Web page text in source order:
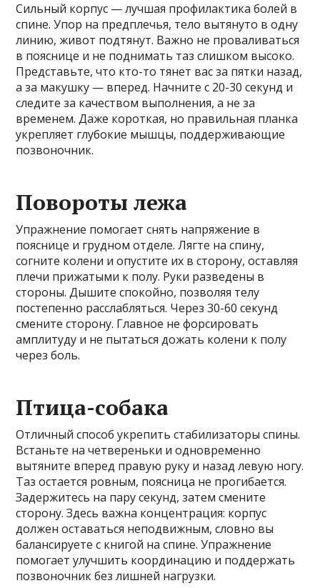
Сильный корпус — лучшая профилактика болей в
спине. Упор на предплечья, тело вытянуто в одну
линию, живот подтянут. Важно не проваливаться
в пояснице и не поднимать таз слишком высоко.
Представьте, что кто-то тянет вас за пятки назад,
а за макушку — вперед. Начните с 20-30 секунд и
следите за качеством выполнения, а не за
временем. Даже короткая, но правильная планка
укрепляет глубокие мышцы, поддерживающие
позвоночник.
Повороты лежа
Упражнение помогает снять напряжение в
пояснице и грудном отделе. Лягте на спину,
согните колени и опустите их в сторону, оставляя
плечи прижатыми к полу. Руки разведены в
стороны. Дышите спокойно, позволяя телу
постепенно расслабляться. Через 30-60 секунд
смените сторону. Главное не форсировать
амплитуду и не пытаться дожать колени к полу
через боль.
Птица-собака
Отличный способ укрепить стабилизаторы спины.
Встаньте на четвереньки и одновременно
вытяните вперед правую руку и назад левую ногу.
Таз остается ровным, поясница не прогибается.
Задержитесь на пару секунд, затем смените
сторону. Здесь важна концентрация: корпус
должен оставаться неподвижным, словно вы
балансируете с книгой на спине. Упражнение
помогает улучшить координацию и поддержать
позвоночник без лишней нагрузки.